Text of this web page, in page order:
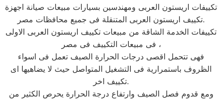
تكييفات اريستون العربى ومهندسين بسيارات مبيعات صيانة اجهزة
تكييف اريستون العربى المتنقلة فى جميع محافظات مصر.
تكييفات الخدمة الشاقة من مبيعات تكييف اريستون العربى الاولى
فى مبيعات التكييف فى مصر ،
فهى تتحمل اقصى درجات الحرارة الصيف تعمل فى اسواء
الظروف باستمرارية فى التشغيل المتواصل حيث لا يضاهيها اى
تكييف اخر.
ومع قدوم فصل الصيف وارتفاع درجة الحرارة يحرص الكثير من